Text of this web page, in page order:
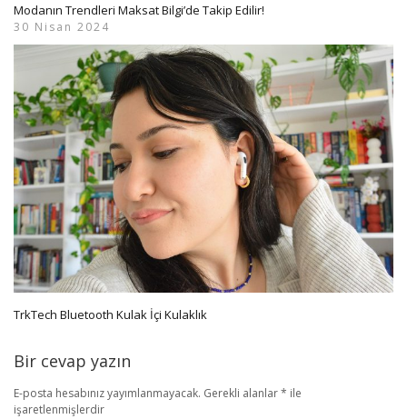
Modanın Trendleri Maksat Bilgi’de Takip Edilir!
30 Nisan 2024
TrkTech Bluetooth Kulak İçi Kulaklık
Bir cevap yazın
E-posta hesabınız yayımlanmayacak. Gerekli alanlar* ile
işaretlenmişlerdir